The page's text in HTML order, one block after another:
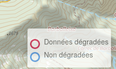
Données dégradées
Non dégradées